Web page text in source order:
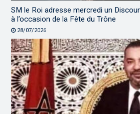
SM le Roi adresse mercredi un
à l’occasion de la Fête du Trône
28/07/2026